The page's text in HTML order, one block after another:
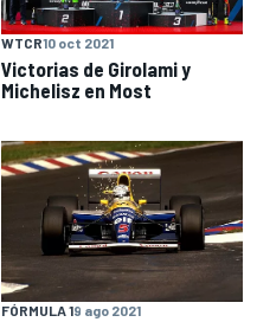
WTCR10 oct 2021
Victorias de Girolami y
Michelisz en Most
FÓRMULA 19 ago 2021